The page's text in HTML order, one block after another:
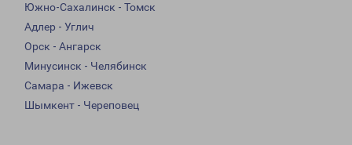
Южно-Сахалинск - Томск
Адлер - Углич
Орск - Ангарск
Минусинск - Челябинск
Самара - Ижевск
Шымкент - Череповец